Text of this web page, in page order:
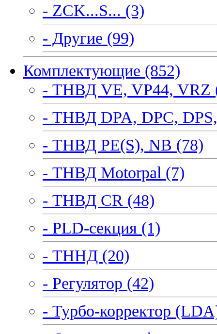
- ZCK...S... (3)
- Другие (99)
Комплектующие (852)
- ТНВД VE, VP44, VRZ
- ТНВД DPA, DPC,
- ТНВД PE(S), NB (78)
- ТНВД Motorpal (7)
- ТНВД CR (48)
- PLD-секция (1)
- ТННД (20)
- Регулятор (42)
- Турбо-корректор